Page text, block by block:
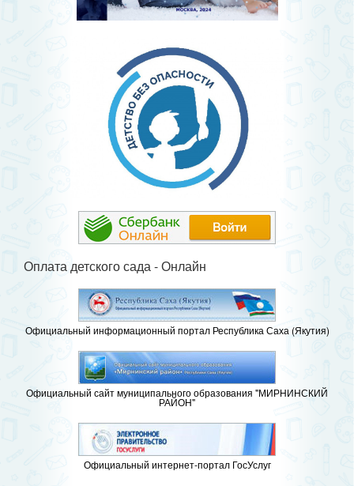
Оплата детского сада - Онлайн
Официальный информационный портал Республика Саха (Якутия)
Официальный сайт муниципального образования "МИРНИНСКИЙ
РАЙОН"
Официальный интернет-портал ГосУслуг